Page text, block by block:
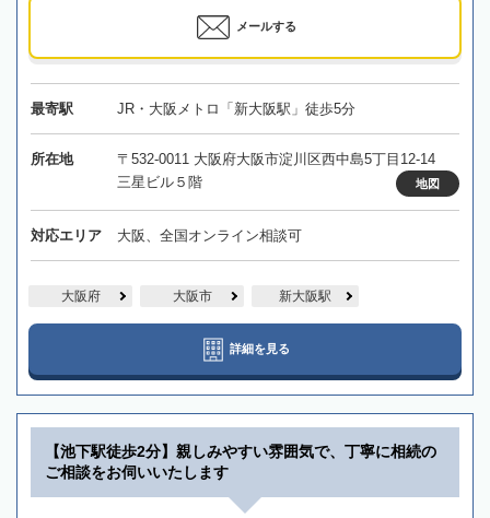
メールする
最寄駅 JR・大阪メトロ「新大阪駅」徒歩5分
所在地
〒532-0011 大阪府大阪市淀川区西中島5丁目12-14
三星ビル５階
地図
対応エリア 大阪、全国オンライン相談可
大阪府 大阪市 新大阪駅
詳細を見る
【池下駅徒歩2分】親しみやすい雰囲気で、丁寧に相続の
ご相談をお伺いいたします